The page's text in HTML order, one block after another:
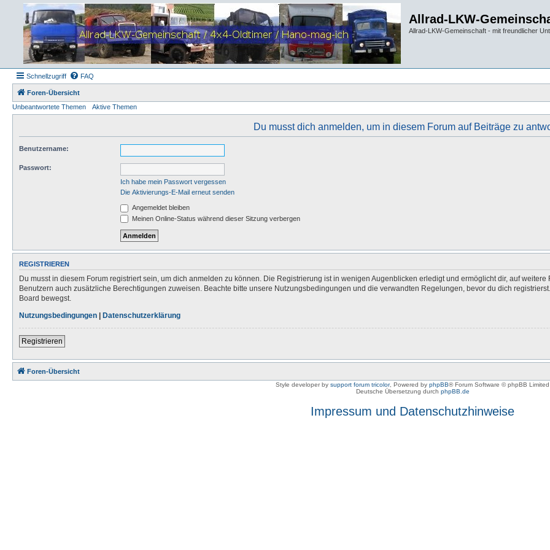
Allrad-LKW-
Allrad-LKW-Gemeinschaft - mit freundlicher
Schnellzugriff FAQ
Foren-Übersicht
Unbeantwortete Themen
Aktive Themen
Du musst dich anmelden, um in diesem Forum auf Beiträge zu
Benutzername:
Passwort:
Ich habe mein Passwort vergessen
Die Aktivierungs-E-Mail erneut senden
Angemeldet bleiben
Meinen Online-Status während dieser Sitzung verbergen
REGISTRIEREN
Du musst in diesem Forum registriert sein, um dich anmelden zu können. Die Registrierung ist in wenigen Augenblicken erledigt und ermöglicht dir, auf
Benutzern auch zusätzliche Berechtigungen zuweisen. Beachte bitte unsere Nutzungsbedingungen und die verwandten Regelungen, bevor du dich
Board bewegst.
Nutzungsbedingungen | Datenschutzerklärung
Registrieren
Foren-Übersicht
Style developer by support forum tricolor, Powered by phpBB® Forum Software © phpBB Limited
Deutsche Übersetzung durch phpBB.de
Impressum und Datenschutzhinweise